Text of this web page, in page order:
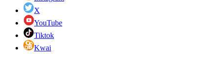
X
YouTube
Tiktok
Kwai